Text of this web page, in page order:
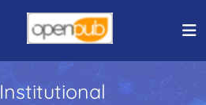
Institutional